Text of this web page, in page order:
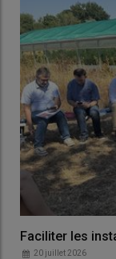
Faciliter les
20 juillet 2026